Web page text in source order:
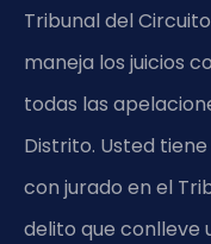
Tribunal del
maneja los juicios
todas las
Distrito. Usted
con jurado en el
delito que conlleve